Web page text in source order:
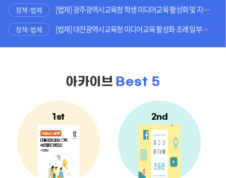
정책·법제 [법제] 광주광역시교육청 학생 미디어교육 활성화 및 지원에 관한 조례 전부개정조례안
정책·법제 [법제] 대전광역시교육청 미디어교육 활성화 조례 일부개정조례안
아카이브 Best 5